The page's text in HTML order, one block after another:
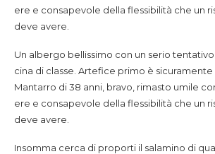
ere e consapevole della flessibilità che un
deve avere.
Un albergo bellissimo con un serio
cina di classe. Artefice primo è sicuramente
Mantarro di 38 anni, bravo, rimasto umile
ere e consapevole della flessibilità che un
deve avere.
Insomma cerca di proporti il salamino di